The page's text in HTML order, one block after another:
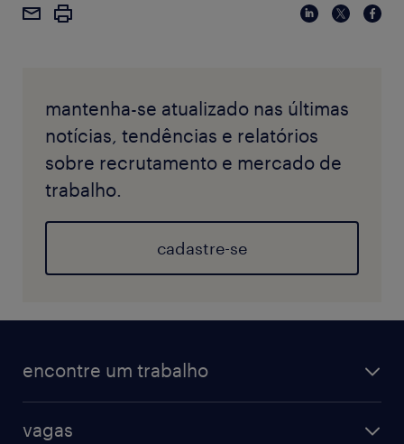
mantenha-se atualizado nas últimas
notícias, tendências e relatórios
sobre recrutamento e mercado de
trabalho.
cadastre-se
encontre um trabalho
vagas